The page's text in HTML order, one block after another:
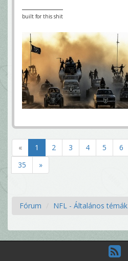
built for this shit
« 1 2 3 4 5 6
35
»
Fórum NFL - Általános témák